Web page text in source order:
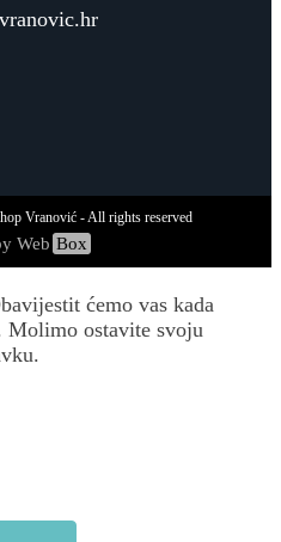
Vranović - All rights reserved
Web Box
ćemo vas kada
Molimo ostavite svoju